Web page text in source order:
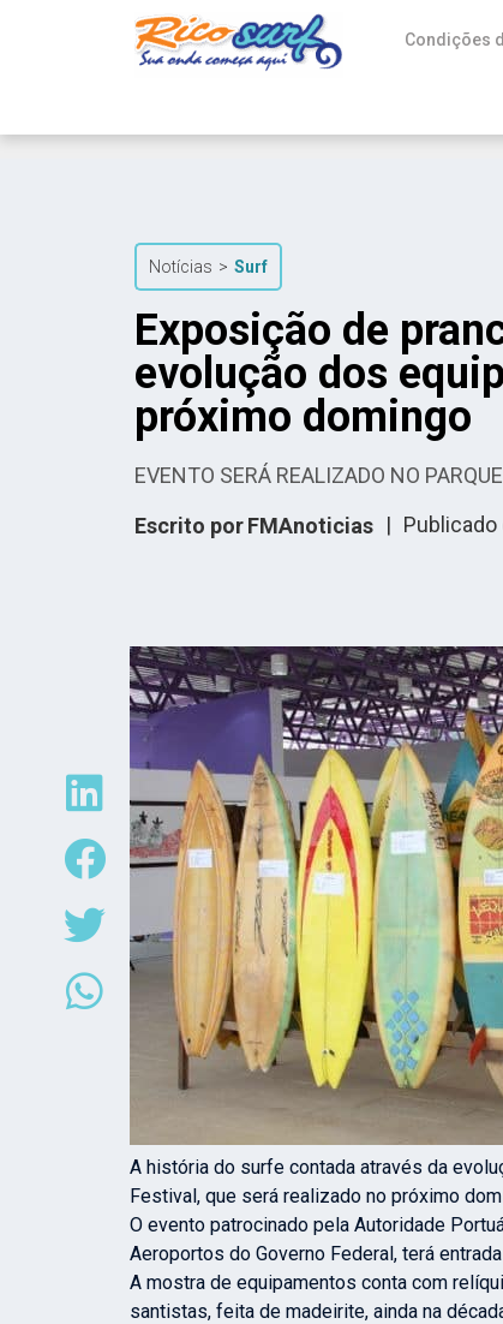
Condições
Notícias > Surf
Exposição de
evolução dos
próximo domingo
EVENTO SERÁ REALIZADO NO
Escrito porFMAnoticias | Publicado
A história do surfe contada através da
Festival, que será realizado no próximo
O evento patrocinado pela Autoridade
Aeroportos do Governo Federal, terá
A mostra de equipamentos conta com
santistas, feita de madeirite, ainda na